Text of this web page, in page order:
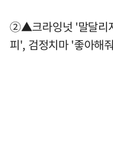
②▲크라잉넛 '말달리
피', 검정치마 '좋아해